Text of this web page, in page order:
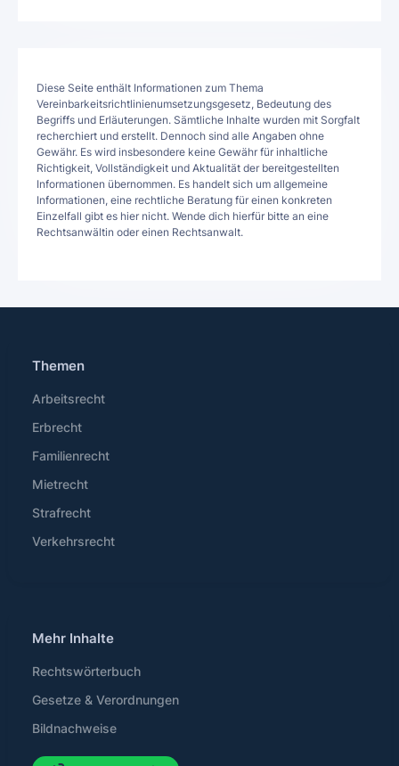
Diese Seite enthält Informationen zum Thema
Vereinbarkeitsrichtlinienumsetzungsgesetz, Bedeutung des
Begriffs und Erläuterungen. Sämtliche Inhalte wurden mit Sorgfalt
recherchiert und erstellt. Dennoch sind alle Angaben ohne
Gewähr. Es wird insbesondere keine Gewähr für inhaltliche
Richtigkeit, Vollständigkeit und Aktualität der bereitgestellten
Informationen übernommen. Es handelt sich um allgemeine
Informationen, eine rechtliche Beratung für einen konkreten
Einzelfall gibt es hier nicht. Wende dich hierfür bitte an eine
Rechtsanwältin oder einen Rechtsanwalt.
Themen
Arbeitsrecht
Erbrecht
Familienrecht
Mietrecht
Strafrecht
Verkehrsrecht
Mehr Inhalte
Rechtswörterbuch
Gesetze & Verordnungen
Bildnachweise